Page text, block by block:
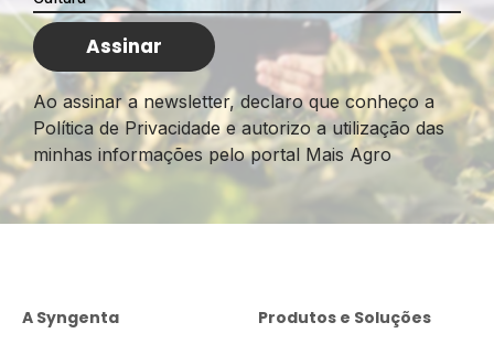
Ao assinar a newsletter, declaro que conheço a
Política de Privacidade e autorizo a utilização das
minhas informações pelo portal Mais Agro
A Syngenta Produtos e Soluções